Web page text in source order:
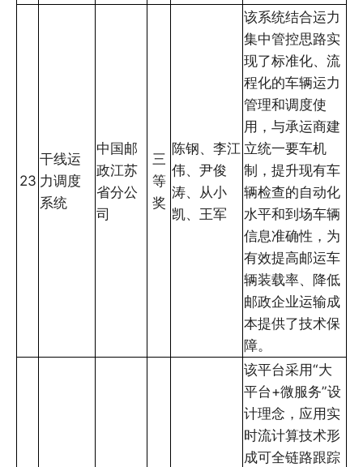
23
干线运
力调度
系统
中国邮
政江苏
省分公
司
三
等
奖
陈钢、李江
伟、尹俊
涛、从小
凯、王军
该系统结合运力
集中管控思路实
现了标准化、流
程化的车辆运力
管理和调度使
用，与承运商建
立统一要车机
制，提升现有车
辆检查的自动化
水平和到场车辆
信息准确性，为
有效提高邮运车
辆装载率、降低
邮政企业运输成
本提供了技术保
障。
该平台采用“大
平台+微服务”设
计理念，应用实
时流计算技术形
成可全链路跟踪